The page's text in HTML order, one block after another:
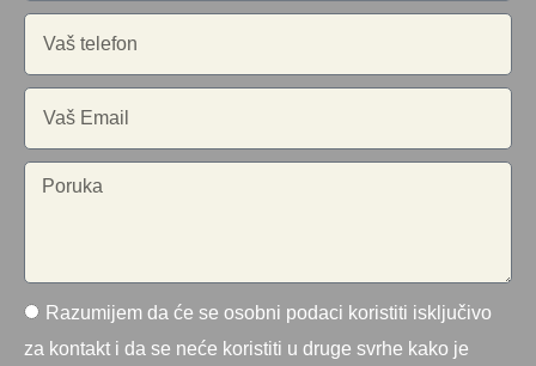
Razumijem da će se osobni podaci koristiti isključivo
za kontakt i da se neće koristiti u druge svrhe kako je